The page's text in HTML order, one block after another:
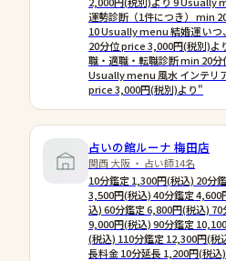
運勢診断（1件につき） min
10 Usually menu 結婚運 い
20分位 price 3,000円(税別)
職・適職・転職診断 min 20
Usually menu 風水 インテリ
price 3,000円(税別)より"
占いの館ルーナ 梅田店
関西 大阪 ・ 占い師14名
10分鑑定 1,300円(税込) 20分
3,500円(税込) 40分鑑定
込) 60分鑑定 6,800円(税込)
9,000円(税込) 90分鑑定
(税込) 110分鑑定 12,300円(税
長料金 10分延長 1,200円(税込)